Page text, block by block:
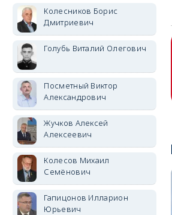
Колесников Борис
Дмитриевич
Голубь Виталий Олегович
Посметный Виктор
Александрович
Жучков Алексей
Алексеевич
Колесов Михаил
Семёнович
Гапицонов Илларион
Юрьевич